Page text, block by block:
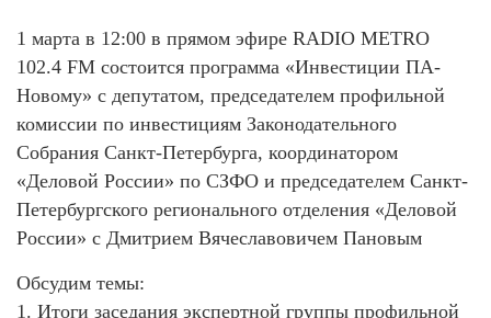
1 марта в 12:00 в прямом эфире RADIO METRO
102.4 FM состоится программа «Инвестиции ПА-
Новому» с депутатом, председателем профильной
комиссии по инвестициям Законодательного
Собрания Санкт-Петербурга, координатором
«Деловой России» по СЗФО и председателем Санкт-
Петербургского регионального отделения «Деловой
России» с Дмитрием Вячеславовичем Пановым
Обсудим темы:
1. Итоги заседания экспертной группы профильной